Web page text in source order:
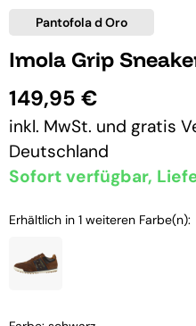
Pantofola d Oro
Imola Grip
149,95 €
inkl. MwSt. und gratis
Deutschland
Sofort verfügbar,
Erhältlich in 1 weiteren Farbe(n):